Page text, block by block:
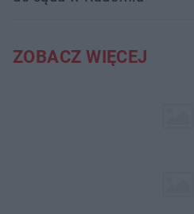
ZOBACZ WIĘCEJ